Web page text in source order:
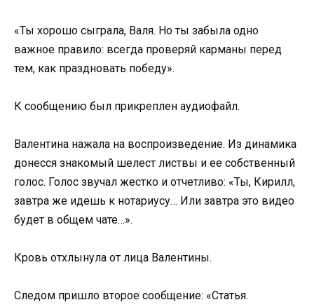
«Ты хорошо сыграла, Валя. Но ты забыла одно
важное правило: всегда проверяй карманы перед
тем, как праздновать победу».
К сообщению был прикреплен аудиофайл.
Валентина нажала на воспроизведение. Из динамика
донесся знакомый шелест листвы и ее собственный
голос. Голос звучал жестко и отчетливо: «Ты, Кирилл,
завтра же идешь к нотариусу… Или завтра это видео
будет в общем чате…».
Кровь отхлынула от лица Валентины.
Следом пришло второе сообщение: «Статья.